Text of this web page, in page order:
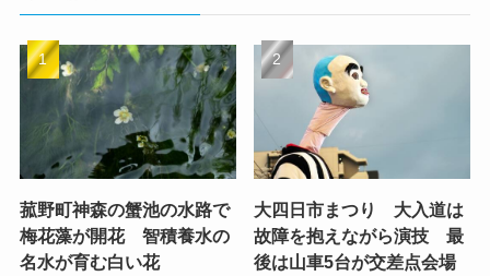
菰野町神森の蟹池の水路で
梅花藻が開花 智積養水の
名水が育む白い花
大四日市まつり 大入道は
故障を抱えながら演技 最
後は山車5台が交差点会場